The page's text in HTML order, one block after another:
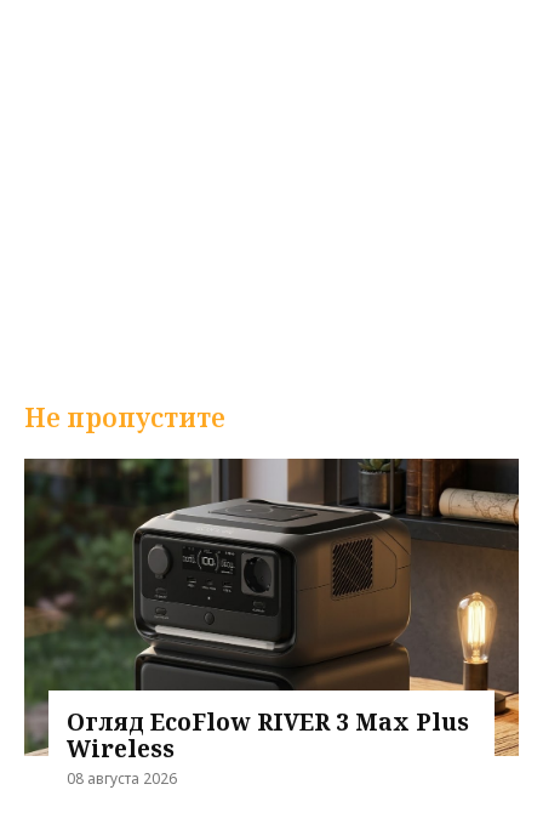
Не пропустите
Огляд EcoFlow RIVER 3 Max Plus
Wireless
08 августа 2026